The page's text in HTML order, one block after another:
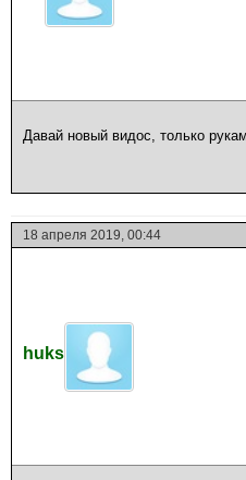
Давай новый видос, только
18 апреля 2019, 00:44
huks